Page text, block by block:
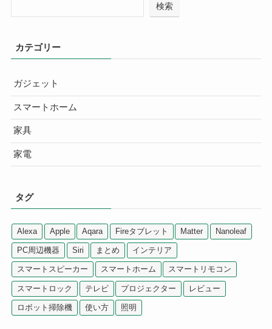
検索
カテゴリー
ガジェット
スマートホーム
家具
家電
タグ
Alexa Apple Aqara Fireタブレット Matter Nanoleaf
PC周辺機器 Siri まとめ インテリア
スマートスピーカー スマートホーム スマートリモコン
スマートロック テレビ プロジェクター レビュー
ロボット掃除機 使い方 照明